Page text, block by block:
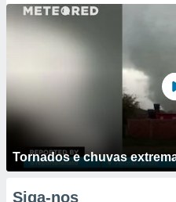
Tornados e chuvas
Siga-nos